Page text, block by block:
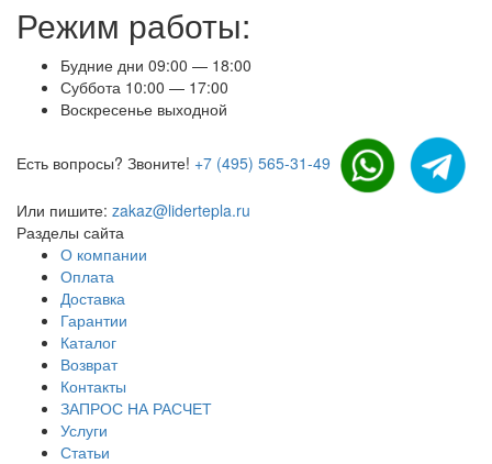
Режим работы:
Будние дни 09:00 — 18:00
Суббота 10:00 — 17:00
Воскресенье выходной
Есть вопросы? Звоните! +7 (495) 565-31-49
Или пишите: zakaz@lidertepla.ru
Разделы сайта
О компании
Оплата
Доставка
Гарантии
Каталог
Возврат
Контакты
ЗАПРОС НА РАСЧЕТ
Услуги
Статьи